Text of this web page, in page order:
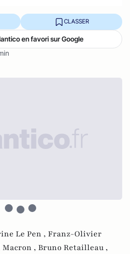
CLASSER
en favori sur Google
Le Pen , Franz-Olivier
, Bruno Retailleau ,